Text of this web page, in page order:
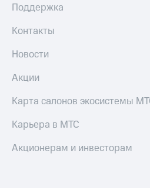
Поддержка
Контакты
Новости
Акции
Карта салонов экосистемы
Карьера в МТС
Акционерам и инвесторам